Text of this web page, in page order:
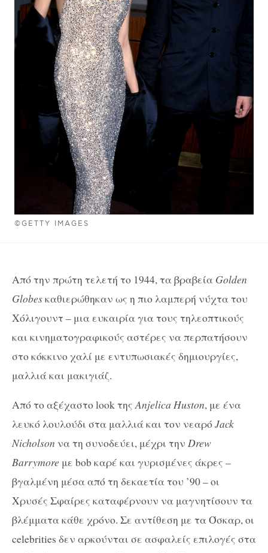
©GETTY IMAGES
Από την πρώτη τελετή το 1944, τα βραβεία Golden
Globesκαθιερώθηκαν ως η πιο λαμπερή νύχτα του
Χόλιγουντ – μια ευκαιρία για τους τηλεοπτικούς
και κινηματογραφικούς αστέρες να περπατήσουν
στο κόκκινο χαλί με εντυπωσιακές δημιουργίες,
μαλλιά και μακιγιάζ.
Από το αξέχαστο look τηςAnjelica Huston, με ένα
λευκό λουλούδι στα μαλλιά και τον νεαρόJack
Nicholson να τη συνοδεύει, μέχρι την Drew
Barrymore με bob καρέ και γυρισμένες άκρες –
βγαλμένη μέσα από τη δεκαετία του ’90 – οι
Χρυσές Σφαίρες καταφέρνουν να μαγνητίσουν τα
βλέμματα κάθε χρόνο. Σε αντίθεση με τα Όσκαρ, οι
celebrities δεν αρκούνται σε ασφαλείς επιλογές στα